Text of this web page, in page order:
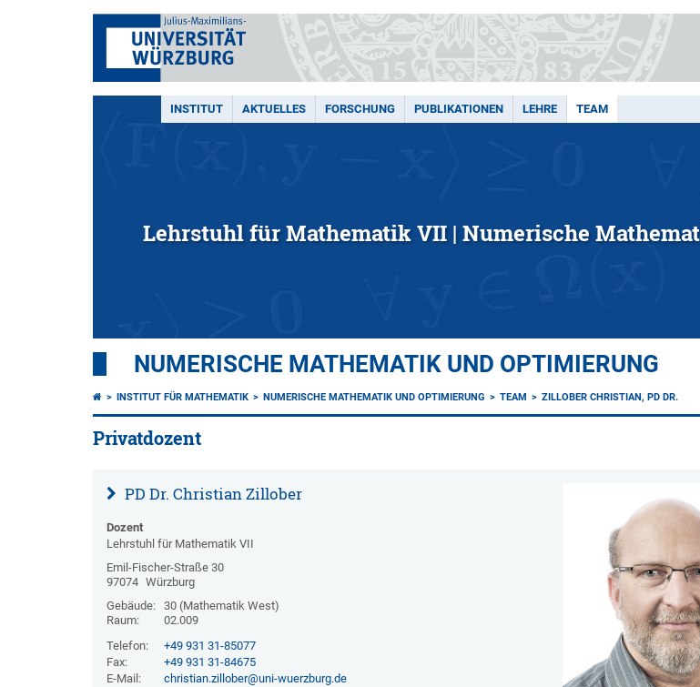
INSTITUT AKTUELLES FORSCHUNG PUBLIKATIONEN LEHRE TEAM
Lehrstuhl für Mathematik VII | Numerische
NUMERISCHE MATHEMATIK UND OPTIMIERUNG
INSTITUT FÜR MATHEMATIK NUMERISCHE MATHEMATIK UND OPTIMIERUNG TEAM ZILLOBER CHRISTIAN, PD DR.
Privatdozent
PD Dr. Christian Zillober
Dozent
Lehrstuhl für Mathematik VII
Emil-Fischer-Straße 30
97074 Würzburg
Gebäude: 30 (Mathematik West)
Raum:
02.009
Telefon:
+49 931 31-85077
Fax:
+49 931 31-84675
E-Mail:
christian.zillober@uni-wuerzburg.de